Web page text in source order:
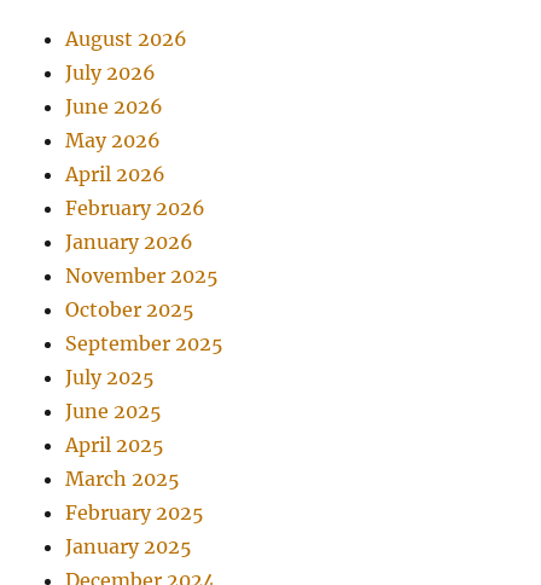
August 2026
July 2026
June 2026
May 2026
April 2026
February 2026
January 2026
November 2025
October 2025
September 2025
July 2025
June 2025
April 2025
March 2025
February 2025
January 2025